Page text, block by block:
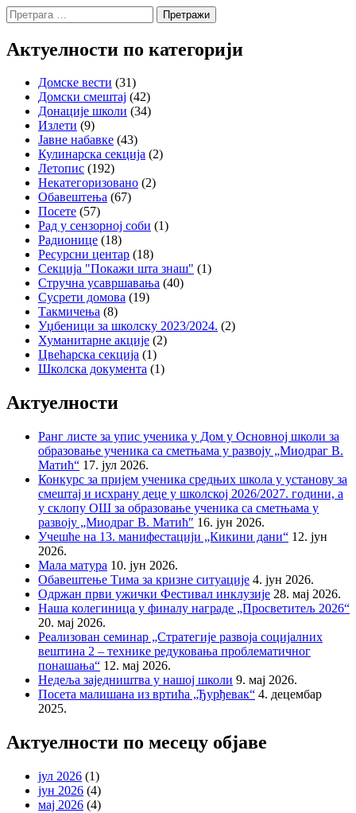
Претрага
за:
Актуелности по категорији
Домске вести (31)
Домски смештај (42)
Донације школи (34)
Излети (9)
Јавне набавке (43)
Кулинарска секција (2)
Летопис (192)
Некатегоризовано (2)
Обавештења (67)
Посете (57)
Рад у сензорној соби (1)
Радионице (18)
Ресурсни центар (18)
Секција "Покажи шта знаш" (1)
Стручна усавршавања (40)
Сусрети домова (19)
Такмичења (8)
Уџбеници за школску 2023/2024. (2)
Хуманитарне акције (2)
Цвећарска секција (1)
Школска документа (1)
Актуелности
Ранг листе за упис ученика у Дом у Основној школи за
образовање ученика са сметњама у развоју „Миодраг В.
Матић“ 17. јул 2026.
Конкурс за пријем ученика средњих школа у установу за
смештај и исхрану деце у школској 2026/2027. години, а
у склопу ОШ за образовање ученика са сметњама у
развоју „Миодраг В. Матић″ 16. јун 2026.
Учешће на 13. манифестацији „Кикини дани“ 12. јун
2026.
Мала матура 10. јун 2026.
Обавештење Тима за кризне ситуације 4. јун 2026.
Одржан први ужички Фестивал инклузије 28. мај 2026.
Наша колегиница у финалу награде „Просветитељ 2026“
20. мај 2026.
Реализован семинар „Стратегије развоја социјалних
вештина 2 – технике редуковања проблематичног
понашања“ 12. мај 2026.
Недеља заједништва у нашој школи 9. мај 2026.
Посета малишана из вртића „Ђурђевак“ 4. децембар
2025.
Актуелности по месецу објаве
јул 2026 (1)
јун 2026 (4)
мај 2026 (4)